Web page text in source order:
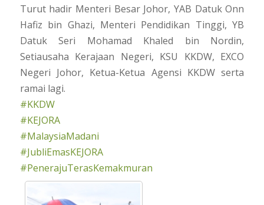
Turut hadir Menteri Besar Johor, YAB Datuk Onn
Hafiz bin Ghazi, Menteri Pendidikan Tinggi, YB
Datuk Seri Mohamad Khaled bin Nordin,
Setiausaha Kerajaan Negeri, KSU KKDW, EXCO
Negeri Johor, Ketua-Ketua Agensi KKDW serta
ramai lagi.
#KKDW
#KEJORA
#MalaysiaMadani
#JubliEmasKEJORA
#PenerajuTerasKemakmuran